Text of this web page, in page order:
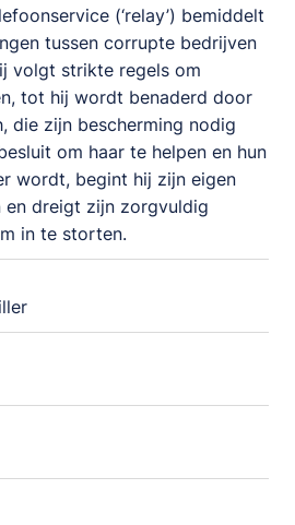
(‘relay’) bemiddelt
tussen corrupte bedrijven
volgt strikte regels om
tot hij wordt benaderd door
die zijn bescherming nodig
om haar te helpen en hun
wordt, begint hij zijn eigen
dreigt zijn zorgvuldig
in te storten.